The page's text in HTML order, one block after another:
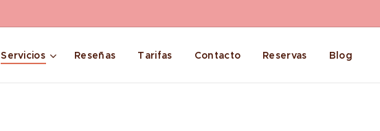
Servicios Reseñas Tarifas Contacto Reservas Blog